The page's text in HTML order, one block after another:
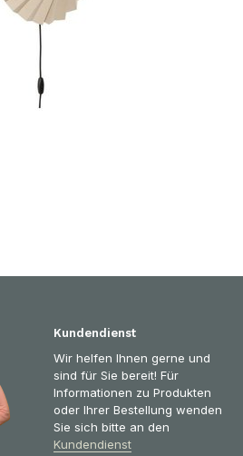
Kundendienst
Wir helfen Ihnen gerne und
sind für Sie bereit! Für
Informationen zu Produkten
oder Ihrer Bestellung wenden
Sie sich bitte an den
Kundendienst